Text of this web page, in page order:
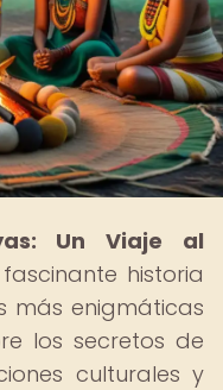
Un Viaje al
historia
más enigmáticas
los secretos de
culturales y